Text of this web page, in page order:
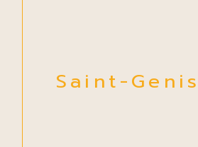
Saint-